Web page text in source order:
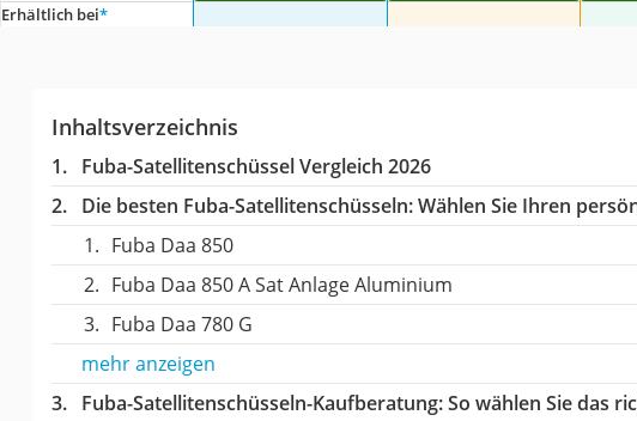
Erhältlich bei*
Inhaltsverzeichnis
Fuba-Satellitenschüssel Vergleich 2026
Die besten Fuba-Satellitenschüsseln:Wählen Sie Ihren
Fuba Daa 850
Fuba Daa 850 A Sat Anlage Aluminium
Fuba Daa 780 G
mehr anzeigen
Fuba-Satellitenschüsseln-Kaufberatung: So wählen Sie das